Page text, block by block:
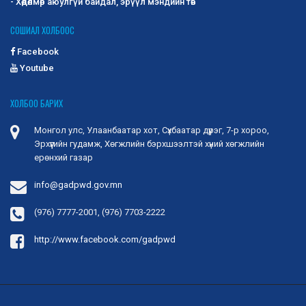
бичгийн хэлгүй, зөвхөн ярианы хэл байдлаар
оршдог. -Дохионы...
Монгол дохионы хэлний хөгжлийн түүх
2025-09-23 1397
СОШИАЛ ХОЛБООС
Facebook
Youtube
ХОЛБОО БАРИХ
Монгол улс, Улаанбаатар хот, Сүхбаатар дүүрэг, 7-р хороо,
Эрхүүгийн гудамж, Хөгжлийн бэрхшээлтэй хүний хөгжлийн
ерөнхий газар
info@gadpwd.gov.mn
(976) 7777-2001, (976) 7703-2222
http://www.facebook.com/gadpwd